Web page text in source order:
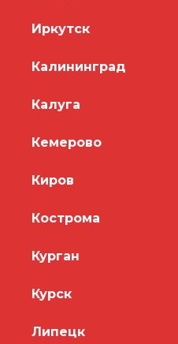
Иркутск
Калининград
Калуга
Кемерово
Киров
Кострома
Курган
Курск
Липецк